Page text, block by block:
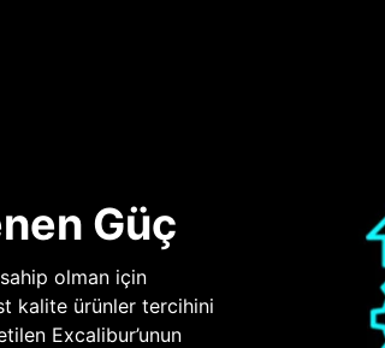
Güç
olman için
kalite ürünler tercihini
Excalibur’unun